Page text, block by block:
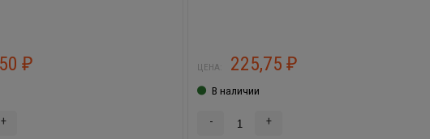
₽
+
ЦЕНА: 225,75₽
В наличии
- +